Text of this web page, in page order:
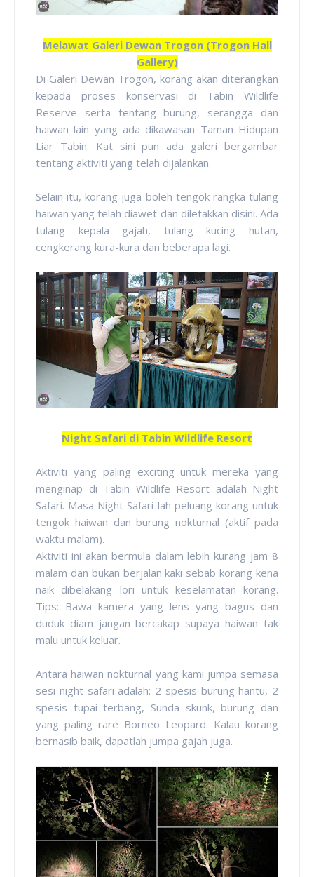
Melawat Galeri Dewan Trogon (Trogon Hall
Gallery)
Di Galeri Dewan Trogon, korang akan diterangkan
kepada proses konservasi di Tabin Wildlife
Reserve serta tentang burung, serangga dan
haiwan lain yang ada dikawasan Taman Hidupan
Liar Tabin. Kat sini pun ada galeri bergambar
tentang aktiviti yang telah dijalankan.
Selain itu, korang juga boleh tengok rangka tulang
haiwan yang telah diawet dan diletakkan disini. Ada
tulang kepala gajah, tulang kucing hutan,
cengkerang kura-kura dan beberapa lagi.
Night Safari di Tabin Wildlife Resort
Aktiviti yang paling exciting untuk mereka yang
menginap di Tabin Wildlife Resort adalah Night
Safari. Masa Night Safari lah peluang korang untuk
tengok haiwan dan burung nokturnal (aktif pada
waktu malam).
Aktiviti ini akan bermula dalam lebih kurang jam 8
malam dan bukan berjalan kaki sebab korang kena
naik dibelakang lori untuk keselamatan korang.
Tips: Bawa kamera yang lens yang bagus dan
duduk diam jangan bercakap supaya haiwan tak
malu untuk keluar.
Antara haiwan nokturnal yang kami jumpa semasa
sesi night safari adalah: 2 spesis burung hantu, 2
spesis tupai terbang, Sunda skunk, burung dan
yang paling rare Borneo Leopard. Kalau korang
bernasib baik, dapatlah jumpa gajah juga.